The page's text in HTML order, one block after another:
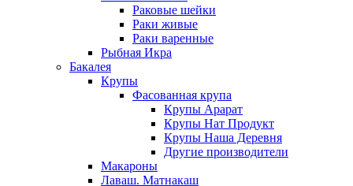
Раковые шейки
Раки живые
Раки варенные
Рыбная Икра
Бакалея
Крупы
Фасованная крупа
Крупы Арарат
Крупы Нат Продукт
Крупы Наша Деревня
Другие производители
Макароны
Лаваш. Матнакаш